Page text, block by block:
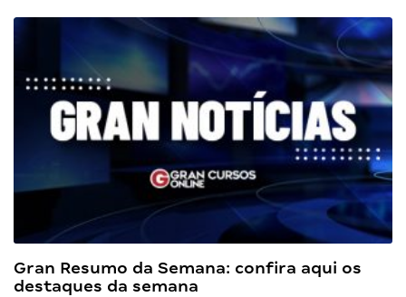
Gran Resumo da Semana: confira aqui os
destaques da semana